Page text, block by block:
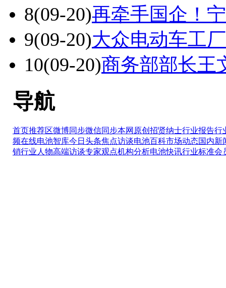
8(09-20)再牵手国企！
9(09-20)大众电动车工
10(09-20)商务部部长王
导航
首页推荐区微博同步微信同步本网原创 招贤纳士行业报告行
频在线电池智库今日头条焦点访谈电池百科市场动态国内新
销行业人物高端访谈专家观点机构分析电池快讯行业标准会